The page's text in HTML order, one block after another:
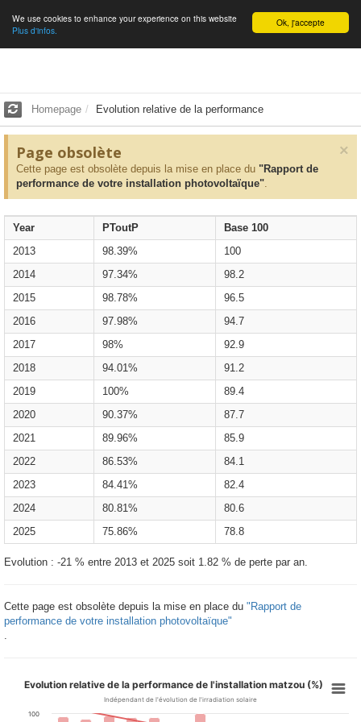
English Ok, j'accepte
We use cookies to enhance your experience on this website
Plus d'infos.
Homepage Evolution relative de la performance
×
Page obsolète
Cette page est obsolète depuis la mise en place du "Rapport de
performance de votre installation photovoltaïque".
Year PToutP
Base 100
2013
98.39%
100
2014
97.34%
98.2
2015
98.78%
96.5
2016
97.98%
94.7
2017
98%
92.9
2018
94.01%
91.2
2019
100%
89.4
2020
90.37%
87.7
2021
89.96%
85.9
2022
86.53%
84.1
2023
84.41%
82.4
2024
80.81%
80.6
2025
75.86% 78.8
Evolution : -21 % entre 2013 et 2025 soit 1.82 % de perte par an.
Cette page est obsolète depuis la mise en place du "Rapport de
performance de votre installation photovoltaïque"
Evolution relative de la performance de l'installation matzou (%)
Indépendant de l'évolution de l'irradiation solaire
100